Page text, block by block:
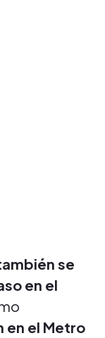
se
en el
en el Metro